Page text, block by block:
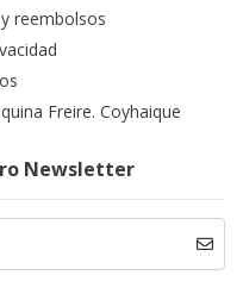
reembolsos
Freire. Coyhaique
Newsletter